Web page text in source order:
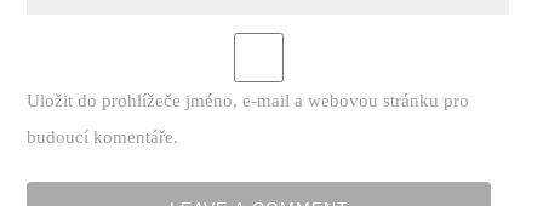
Uložit do prohlížeče jméno, e-mail a webovou stránku pro
budoucí komentáře.